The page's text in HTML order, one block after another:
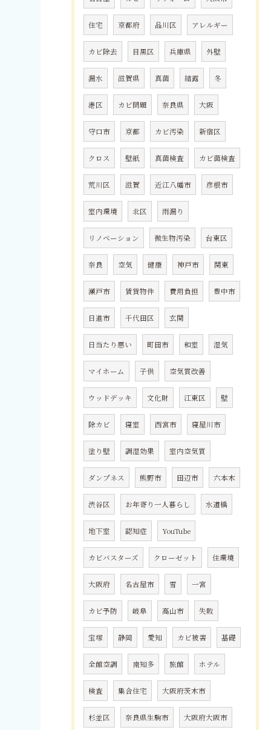
住宅 京都府 品川区 アレルギー
カビ除去 目黒区 兵庫県 外壁
漏水 滋賀県 真菌 結露 冬
港区 カビ問題 奈良県 大阪
守口市 京都 カビ汚染 新宿区
クロス 壁紙 真菌検査 カビ菌検査
荒川区 滋賀 近江八幡市 彦根市
室内環境 北区 雨漏り
リノベーション 微生物汚染 台東区
奈良 空気 健康 神戸市 関東
瀬戸市 賃貸物件 費用負担 豊中市
日進市 千代田区 玄関
日当たり悪い 町田市 和室 湿気
マイホーム 子供 空気質改善
ウッドデッキ 文化財 江東区 壁
除カビ 寝室 西宮市 寝屋川市
塗り壁 調湿効果 室内空気質
ダンプネス 熊野市 田辺市 六本木
渋谷区 お年寄り一人暮らし 水道橋
地下室 認知症 YouTube
カビバスターズ クローゼット 住環境
大阪府 名古屋市 雪 一宮
カビ予防 岐阜 高山市 失敗
宝塚 静岡 愛知 カビ被害 基礎
全館空調 南知多 旅館 ホテル
検査 集合住宅 大阪府茨木市
杉並区 奈良県生駒市 大阪府大阪市